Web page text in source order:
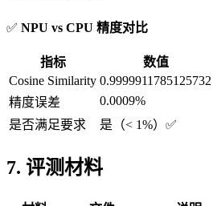
✅ NPU vs CPU 精度对比
指标
数值
Cosine Similarity 0.9999911785125732
精度误差
0.0009%
是否满足要求
是（< 1%）✅
7. 评测材料